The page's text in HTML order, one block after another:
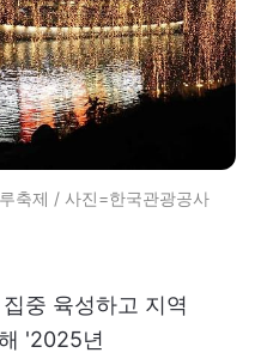
축제 / 사진=한국관광공사
중 육성하고 지역
'2025년